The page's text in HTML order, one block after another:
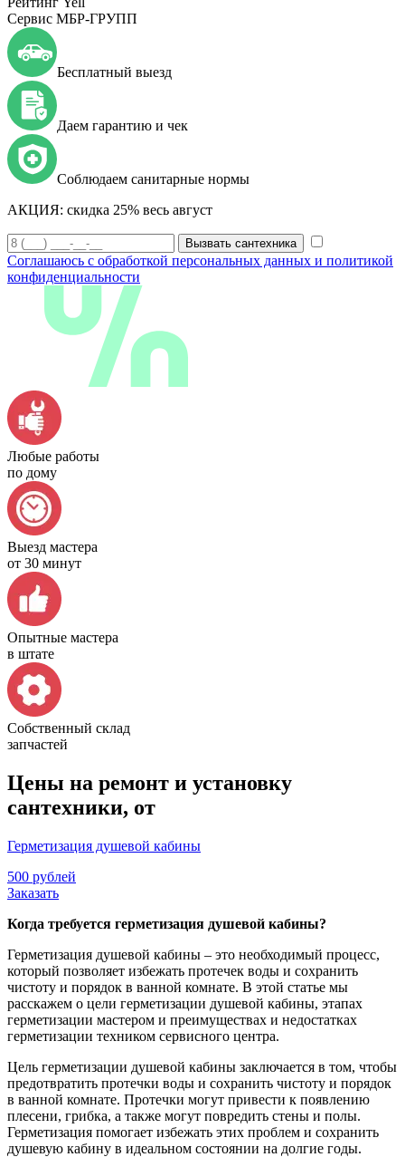
Сервис МБР-ГРУПП
Бесплатный выезд
Даем гарантию и чек
Соблюдаем санитарные нормы
АКЦИЯ: скидка 25% весь август
Вызвать сантехника
Соглашаюсь с обработкой персональных данных и политикой
конфиденциальности
Любые работы
по дому
Выезд мастера
от 30 минут
Опытные мастера
в штате
Собственный склад
запчастей
Цены на ремонт и установку
сантехники, от
Герметизация душевой кабины
500 рублей
Заказать
Когда требуется герметизация душевой кабины?
Герметизация душевой кабины – это необходимый процесс,
который позволяет избежать протечек воды и сохранить
чистоту и порядок в ванной комнате. В этой статье мы
расскажем о цели герметизации душевой кабины, этапах
герметизации мастером и преимуществах и недостатках
герметизации техником сервисного центра.
Цель герметизации душевой кабины заключается в том, чтобы
предотвратить протечки воды и сохранить чистоту и порядок
в ванной комнате. Протечки могут привести к появлению
плесени, грибка, а также могут повредить стены и полы.
Герметизация помогает избежать этих проблем и сохранить
душевую кабину в идеальном состоянии на долгие годы.